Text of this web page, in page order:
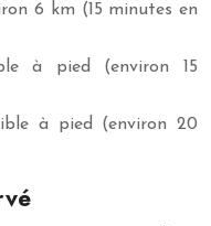
6 km (15 minutes en
à pied (environ 15
à pied (environ 20